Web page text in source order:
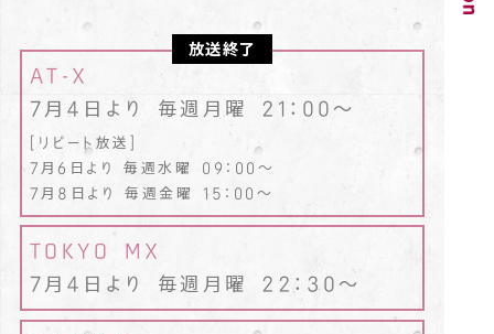
AT-X
7月4日より 毎週月曜 21：00～
[リピート放送]
7月6日より 毎週水曜 09：00～
7月8日より 毎週金曜 15：00～
TOKYO MX
7月4日より 毎週月曜 22：30～
放送終了